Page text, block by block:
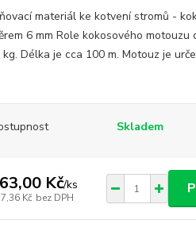
materiál ke kotvení stromů -
6 mm Role kokosového motouzu
Délka je cca 100 m. Motouz je
Skladem
Kč/ks
Kč bez DPH